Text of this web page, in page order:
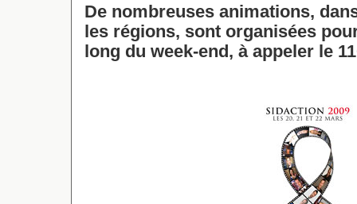
De nombreuses animations,
les régions, sont organisées
long du week-end, à appeler le